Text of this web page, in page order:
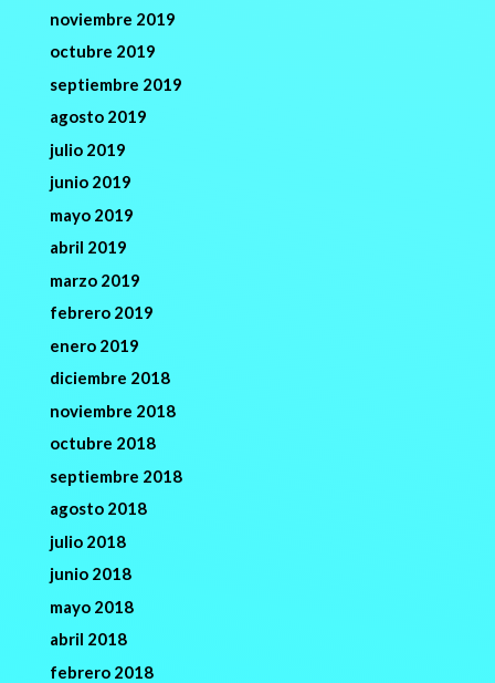
noviembre 2019
octubre 2019
septiembre 2019
agosto 2019
julio 2019
junio 2019
mayo 2019
abril 2019
marzo 2019
febrero 2019
enero 2019
diciembre 2018
noviembre 2018
octubre 2018
septiembre 2018
agosto 2018
julio 2018
junio 2018
mayo 2018
abril 2018
febrero 2018